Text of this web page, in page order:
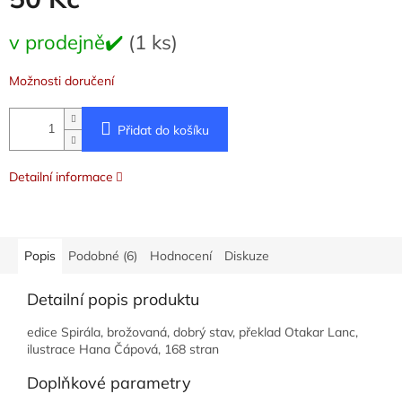
cena:
v prodejně✔️ (1 ks)
Možnosti doručení
Přidat do košíku
Detailní informace
Popis Podobné (6) Hodnocení Diskuze
Detailní popis produktu
edice Spirála, brožovaná, dobrý stav, překlad Otakar Lanc,
ilustrace Hana Čápová, 168 stran
Doplňkové parametry